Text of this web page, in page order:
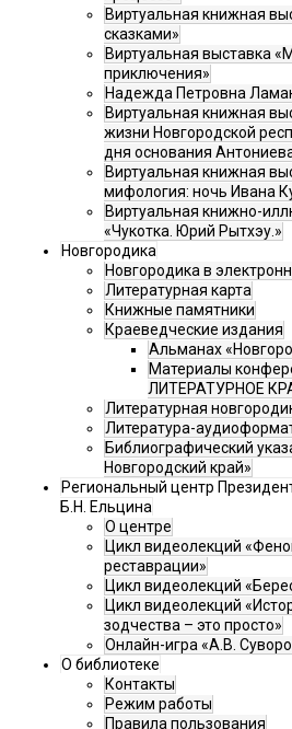
Виртуальная книжная
сказками»
Виртуальная выставка
приключения»
Надежда Петровна
Виртуальная книжная
жизни Новгородской
дня основания
Виртуальная книжная
мифология: ночь Ивана
Виртуальная книжно-
«Чукотка. Юрий Рытхэу.»
Новгородика
Новгородика в
Литературная карта
Книжные памятники
Краеведческие издания
Альманах
Материалы
ЛИТЕРАТУРНОЕ
Литературная
Литература-
Библиографический
Новгородский край»
Региональный центр
Б.Н. Ельцина
О центре
Цикл видеолекций
реставрации»
Цикл видеолекций
Цикл видеолекций
зодчества – это просто»
Онлайн-игра «А.В.
О библиотеке
Контакты
Режим работы
Правила пользования